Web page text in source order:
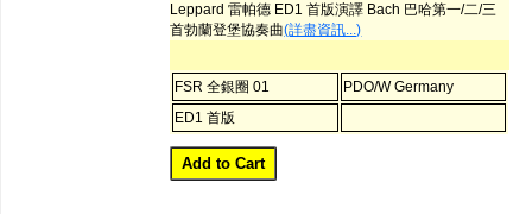
Leppard 雷帕德 ED1 首版演譯 Bach 巴哈第一/二/三
首勃蘭登堡協奏曲(詳盡資訊...)
FSR 全銀圈 01
PDO/W Germany
ED1 首版